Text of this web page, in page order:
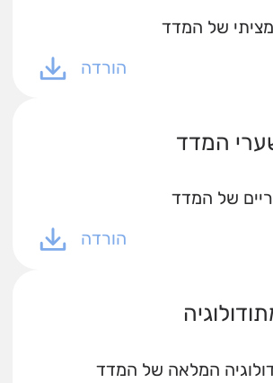
של המדד
הורדה
המדד
של המדד
הורדה
המלאה של המדד